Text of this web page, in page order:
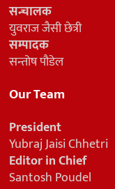
सन्चालक
युवराज जैसी छेत्री
सम्पादक
सन्तोष पौडेल
Our Team
President
Yubraj Jaisi Chhetri
Editor in Chief
Santosh Poudel